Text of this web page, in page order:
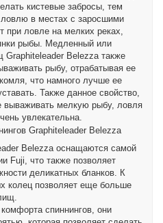
кистевые забросы, тем
в местах с заросшими
при ловле на мелких реках,
рыбы. Медленный или
Belezza также
рыбу, отрабатывая ее
что намного лучше ее
Также данное свойство,
вываживать мелкую рыбу, ловля
увлекательна.
Graphiteleader Belezza
Belezza оснащаются самой
Fuji, что также позволяет
деликатных бланков. К
колец позволяет еще больше
спиннингов, они